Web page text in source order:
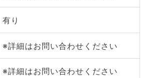
有り
※詳細はお問い合わせください
※詳細はお問い合わせください